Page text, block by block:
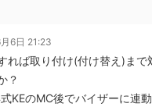
6日 21:23
れば取り付け(付け替え)まで
？
KEのMC後でバイザーに連